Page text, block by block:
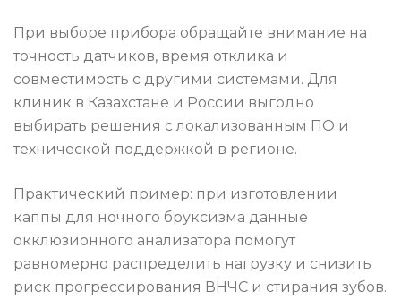
При выборе прибора обращайте внимание на
точность датчиков, время отклика и
совместимость с другими системами. Для
клиник в Казахстане и России выгодно
выбирать решения с локализованным ПО и
технической поддержкой в регионе.
Практический пример: при изготовлении
каппы для ночного бруксизма данные
окклюзионного анализатора помогут
равномерно распределить нагрузку и снизить
риск прогрессирования ВНЧС и стирания зубов.